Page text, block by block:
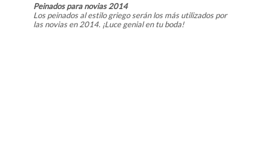
Peinados para novias 2014
Los peinados al estilo griego serán los más utilizados por
las novias en 2014. ¡Luce genial en tu boda!